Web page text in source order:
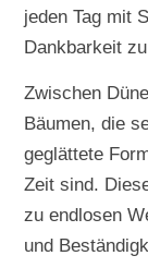
jeden Tag mit
Dankbarkeit
Zwischen
Bäumen, die
geglättete
Zeit sind.
zu endlosen
und